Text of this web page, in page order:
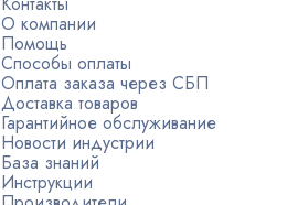
О компании
Помощь
Способы оплаты
Оплата заказа через СБП
Доставка товаров
Гарантийное обслуживание
Новости индустрии
База знаний
Инструкции